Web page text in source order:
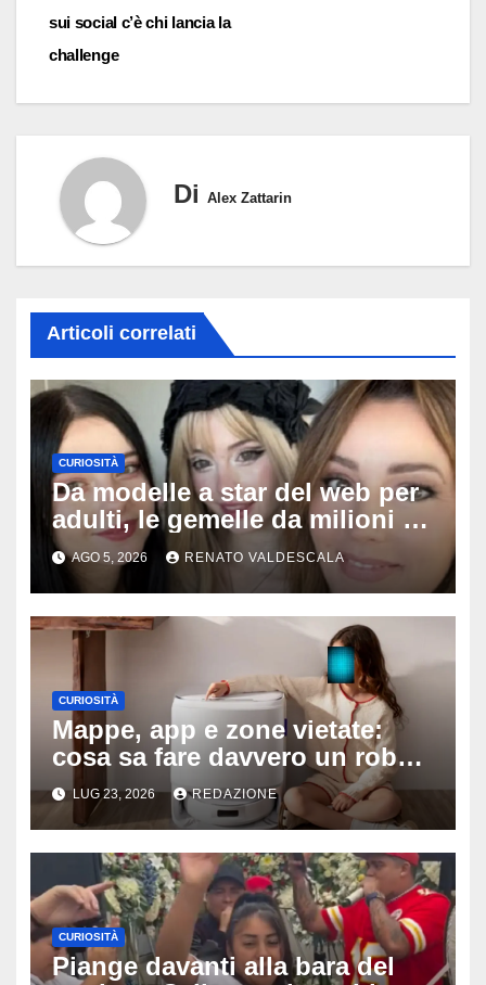
sui social c’è chi lancia la
challenge
Di Alex Zattarin
Articoli correlati
CURIOSITÀ
Da modelle a star del web per
adulti, le gemelle da milioni di
follower sorprendono tutti:
‘Nostra madre ci fotografa e ci
sostiene’
AGO 5, 2026 RENATO VALDESCALA
CURIOSITÀ
Mappe, app e zone vietate:
cosa sa fare davvero un robot
aspirapolvere oggi
LUG 23, 2026 REDAZIONE
CURIOSITÀ
Piange davanti alla bara del